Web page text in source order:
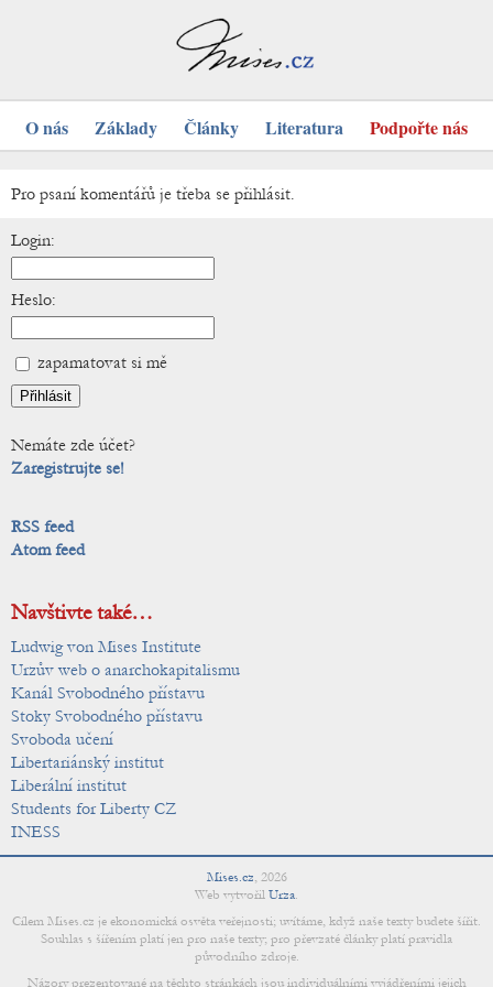
O nás Základy Články Literatura Podpořte nás
Pro psaní komentářů je třeba se přihlásit.
Login:
Heslo:
zapamatovat si mě
Nemáte zde účet?
Zaregistrujte se!
RSS feed
Atom feed
Navštivte také…
Ludwig von Mises Institute
Urzův web o anarchokapitalismu
Kanál Svobodného přístavu
Stoky Svobodného přístavu
Svoboda učení
Libertariánský institut
Liberální institut
Students for Liberty CZ
INESS
Mises.cz, 2026
Web vytvořil Urza.
Cílem Mises.cz je ekonomická osvěta veřejnosti; uvítáme, když naše texty budete šířit.
Souhlas s šířením platí jen pro naše texty; pro převzaté články platí pravidla
původního zdroje.
Názory prezentované na těchto stránkách jsou individuálními vyjádřeními jejich